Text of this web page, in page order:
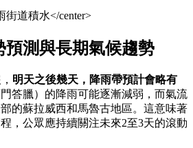
</center>
預測與長期氣候趨勢
明天之後幾天，降雨帶預計會略有
答臘）的降雨可能逐漸減弱，而氣流
的蘇拉威西和馬魯古地區。這意味著
，公眾應持續關注未來2至3天的滾動